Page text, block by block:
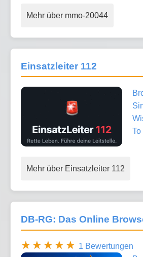
Mehr über mmo-20044
Einsatzleiter 112
Mehr über Einsatzleiter 112
DB-RG: Das Online
1 Bewertungen